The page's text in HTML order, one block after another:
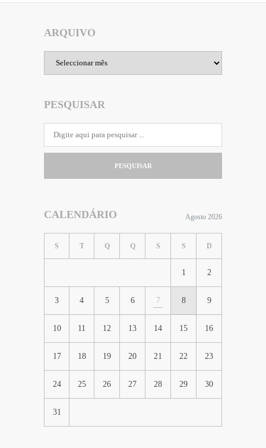
ARQUIVO
PESQUISAR
PESQUISAR
CALENDÁRIO Agosto 2026
S T Q Q S S D
1 2
3 4 5 6 7 8 9
10 11 12 13 14 15 16
17 18 19 20 21 22 23
24 25 26 27 28 29 30
31